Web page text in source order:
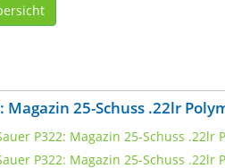
Magazin 25-Schuss .22lr